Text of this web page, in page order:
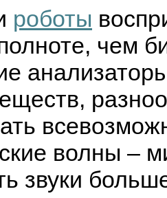
роботы
чем
волны –
звуки